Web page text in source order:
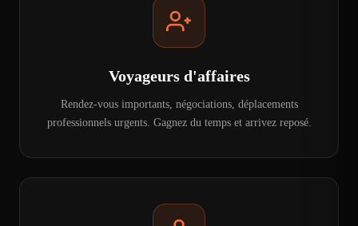
Voyageurs d'affaires
Rendez-vous importants, négociations, déplacements
professionnels urgents. Gagnez du temps et arrivez reposé.